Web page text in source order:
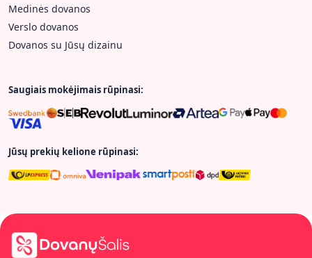
Medinės dovanos
Verslo dovanos
Dovanos su Jūsų dizainu
Saugiais mokėjimais rūpinasi:
Jūsų prekių kelione rūpinasi: